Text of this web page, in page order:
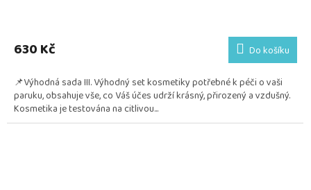
produktu
je
z
5
hvězdiček.
630 Kč Do košíku
📌Výhodná sada III. Výhodný set kosmetiky potřebné k péči o vaši
paruku, obsahuje vše, co Váš účes udrží krásný, přirozený a vzdušný.
Kosmetika je testována na citlivou...